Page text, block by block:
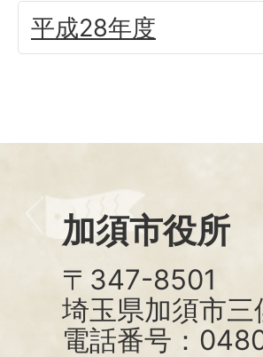
平成28年度
加須市役所
〒347-8501
埼玉県加須市三
電話番号：